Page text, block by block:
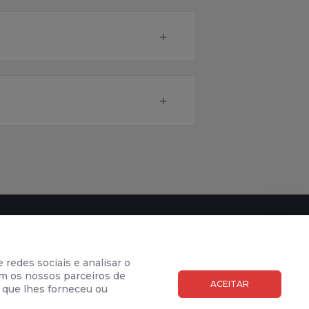
sociais e analisar o
os nossos parceiros de
lhes forneceu ou
ACEITAR